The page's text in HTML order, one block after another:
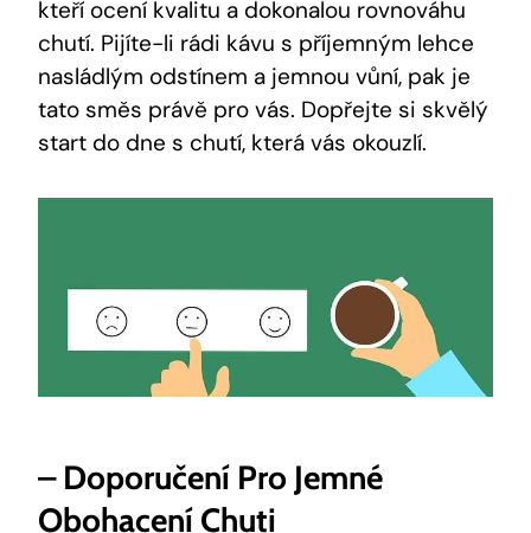
kteří ocení kvalitu a dokonalou rovnováhu
chutí. Pijíte-li rádi kávu s příjemným lehce
nasládlým odstínem a jemnou vůní, pak je
tato směs právě pro vás. Dopřejte si skvělý
start do dne s chutí, která vás okouzlí.
– Doporučení Pro Jemné
Obohacení Chuti